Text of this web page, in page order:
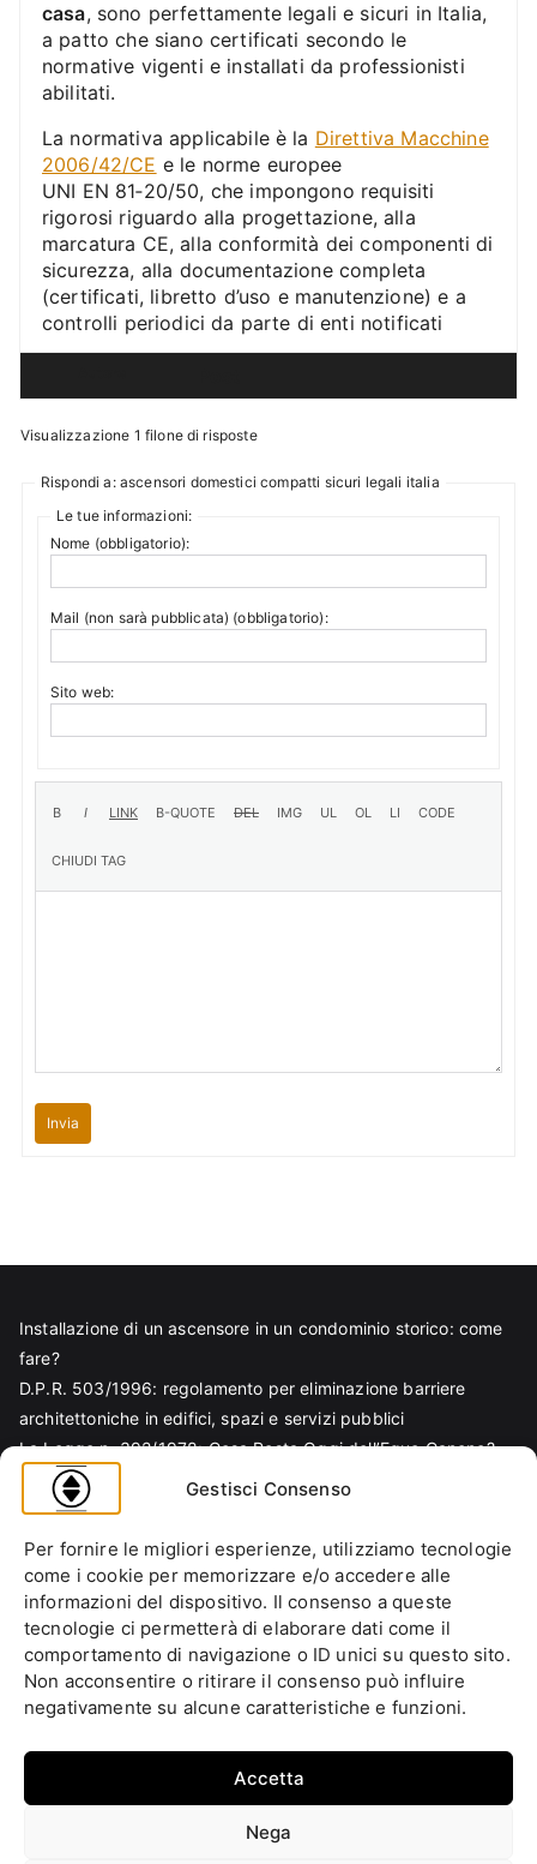
Gestisci Consenso
Per fornire le migliori esperienze, utilizziamo tecnologie
come i cookie per memorizzare e/o accedere alle
informazioni del dispositivo. Il consenso a queste
tecnologie ci permetterà di elaborare dati come il
comportamento di navigazione o ID unici su questo sito.
Non acconsentire o ritirare il consenso può influire
negativamente su alcune caratteristiche e funzioni.
Accetta
Nega
casa, sono perfettamente legali e sicuri in Italia,
a patto che siano certificati secondo le
normative vigenti e installati da professionisti
abilitati.
La normativa applicabile è la Direttiva Macchine
2006/42/CE e le norme europee
UNI EN 81‑20/50, che impongono requisiti
rigorosi riguardo alla progettazione, alla
marcatura CE, alla conformità dei componenti di
sicurezza, alla documentazione completa
(certificati, libretto d’uso e manutenzione) e a
controlli periodici da parte di enti notificati
Visualizzazione 1 filone di risposte
Rispondi a: ascensori domestici compatti sicuri legali italia
Le tue informazioni:
Nome (obbligatorio):
Mail (non sarà pubblicata) (obbligatorio):
Sito web:
Invia
Installazione di un ascensore in un condominio storico: come
fare?
D.P.R. 503/1996: regolamento per eliminazione barriere
architettoniche in edifici, spazi e servizi pubblici
La Legge n. 392/1978: Cosa Resta Oggi dell’Equo Canone?
Legge Regionale n. 6/1989: Analisi Tecnica per Progettisti e
Amministratori
Norma EN 81-70 e sicurezza nella progettazione ascensore
Ascensore Condominiale
Barriere Architettoniche
Codice Civile
Condominio
Decreto Ministeriale
Decreto Presidente della Repubblica
Ente italiano di normazione
Ente Nazionale di Unificazione
Normative Europee